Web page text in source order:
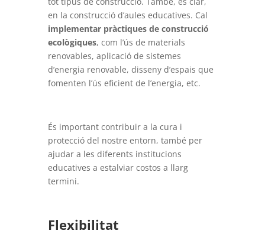
en la construcció d’aules educatives. Cal
implementar pràctiques de construcció
ecològiques, com l’ús de materials
renovables, aplicació de sistemes
d’energia renovable, disseny d’espais que
fomenten l’ús eficient de l’energia, etc.
És important contribuir a la cura i
protecció del nostre entorn, també per
ajudar a les diferents institucions
educatives a estalviar costos a llarg
termini.
Flexibilitat